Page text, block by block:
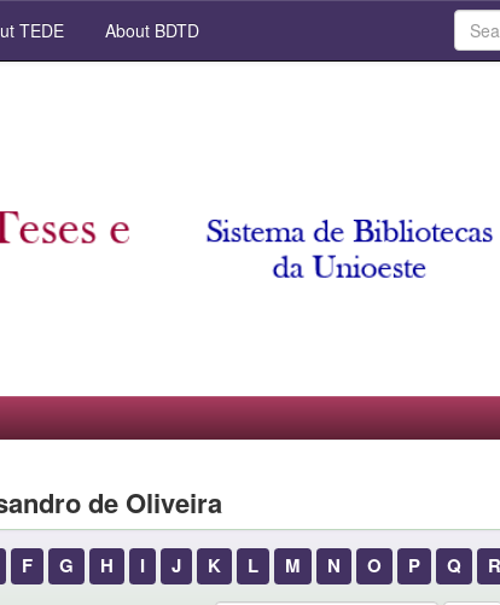
TEDE About BDTD
de Oliveira
F G H I J K L M N O P Q R